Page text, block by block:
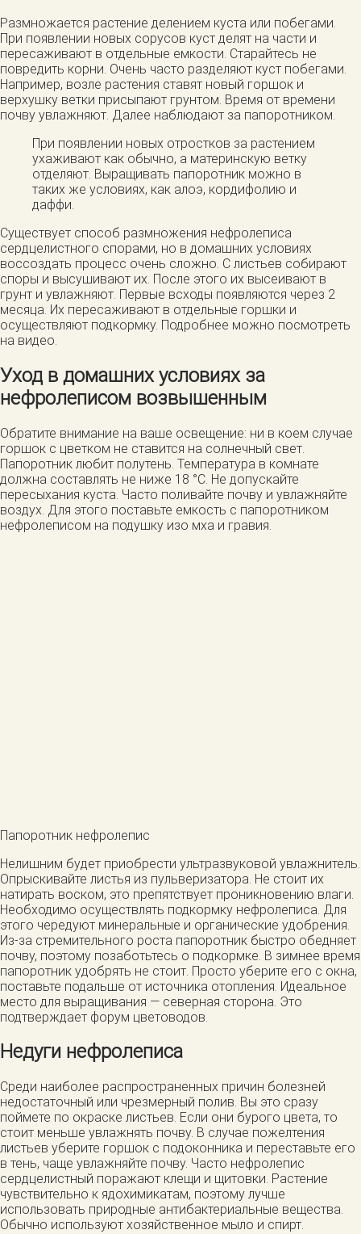
Размножается растение делением куста или побегами.
При появлении новых сорусов куст делят на части и
пересаживают в отдельные емкости. Старайтесь не
повредить корни. Очень часто разделяют куст побегами.
Например, возле растения ставят новый горшок и
верхушку ветки присыпают грунтом. Время от времени
почву увлажняют. Далее наблюдают за папоротником.
При появлении новых отростков за растением
ухаживают как обычно, а материнскую ветку
отделяют. Выращивать папоротник можно в
таких же условиях, как алоэ, кордифолию и
даффи.
Существует способ размножения нефролеписа
сердцелистного спорами, но в домашних условиях
воссоздать процесс очень сложно. С листьев собирают
споры и высушивают их. После этого их высеивают в
грунт и увлажняют. Первые всходы появляются через 2
месяца. Их пересаживают в отдельные горшки и
осуществляют подкормку. Подробнее можно посмотреть
на видео.
Уход в домашних условиях за
нефролеписом возвышенным
Обратите внимание на ваше освещение: ни в коем случае
горшок с цветком не ставится на солнечный свет.
Папоротник любит полутень. Температура в комнате
должна составлять не ниже 18 °С. Не допускайте
пересыхания куста. Часто поливайте почву и увлажняйте
воздух. Для этого поставьте емкость с папоротником
нефролеписом на подушку изо мха и гравия.
Папоротник нефролепис
Нелишним будет приобрести ультразвуковой увлажнитель.
Опрыскивайте листья из пульверизатора. Не стоит их
натирать воском, это препятствует проникновению влаги.
Необходимо осуществлять подкормку нефролеписа. Для
этого чередуют минеральные и органические удобрения.
Из-за стремительного роста папоротник быстро обедняет
почву, поэтому позаботьтесь о подкормке. В зимнее время
папоротник удобрять не стоит. Просто уберите его с окна,
поставьте подальше от источника отопления. Идеальное
место для выращивания — северная сторона. Это
подтверждает форум цветоводов.
Недуги нефролеписа
Среди наиболее распространенных причин болезней
недостаточный или чрезмерный полив. Вы это сразу
поймете по окраске листьев. Если они бурого цвета, то
стоит меньше увлажнять почву. В случае пожелтения
листьев уберите горшок с подоконника и переставьте его
в тень, чаще увлажняйте почву. Часто нефролепис
сердцелистный поражают клещи и щитовки. Растение
чувствительно к ядохимикатам, поэтому лучше
использовать природные антибактериальные вещества.
Обычно используют хозяйственное мыло и спирт.